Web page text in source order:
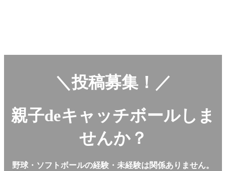
＼投稿募集！／
親子deキャッチボールしま
せんか？
野球・ソフトボールの経験・未経験は関係ありません。